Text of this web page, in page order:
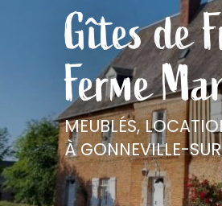
Gîtes de
Ferme
MEUBLÉS,
À GONNEVILLE-